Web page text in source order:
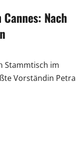
Nach
Stammtisch im
Vorständin Petra